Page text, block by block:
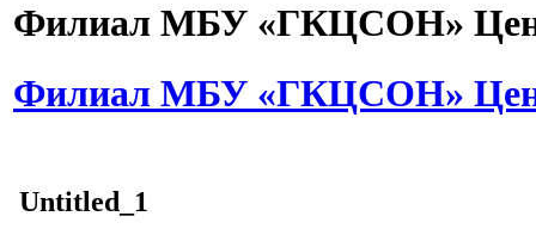
Филиал МБУ «ГКЦСОН»
Филиал МБУ «ГКЦСОН»
Untitled_1